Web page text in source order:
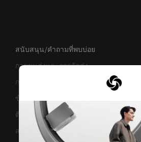
สนับสนุน/คำถามที่พบบ่อย
การขนส่งและการจัดส่ง
การคืนสินค้าและการคืนเงิน
ข้อกำหนดและเงื่อนไขการรับประกัน
ติดต่อเรา
สอบถามข้อมูลทางธุรกิจ